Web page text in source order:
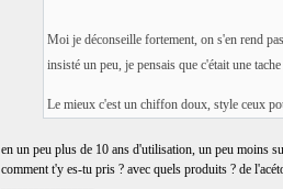
Moi je déconseille fortement, on s'en rend
insisté un peu, je pensais que c'était une
Le mieux c'est un chiffon doux, style ceux
en un peu plus de 10 ans d'utilisation, un peu moins
comment t'y es-tu pris ? avec quels produits ? de